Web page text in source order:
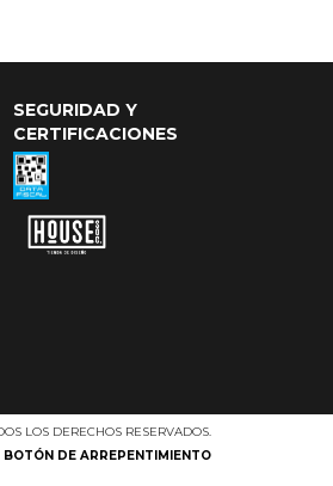
SEGURIDAD Y
CERTIFICACIONES
LOS DERECHOS RESERVADOS.
BOTÓN DE ARREPENTIMIENTO